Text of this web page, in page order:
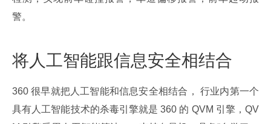
警。
将人工智能跟信息安全相结合
360 很早就把人工智能和信息安全相结合， 行业内第一个
具有人工智能技术的杀毒引擎就是 360 的 QVM 引擎，QV